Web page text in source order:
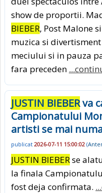
show de proportii.
BIEBER, Post Malone
muzica si
meciului si in pauza
fara preceden
JUSTIN BIEBERva
Campionatului
artisti se mai
publicat 2026-07-11 15:00:02 (
JUSTIN BIEBERse
la finala
fost deja confirmata.